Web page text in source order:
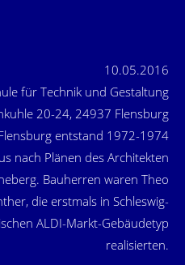
10.05.2016
für Technik und Gestaltung
20-24, 24937 Flensburg
entstand 1972-1974
nach Plänen des Architekten
Bauherren waren Theo
die erstmals in Schleswig-
ALDI-Markt-Gebäudetyp
realisierten.